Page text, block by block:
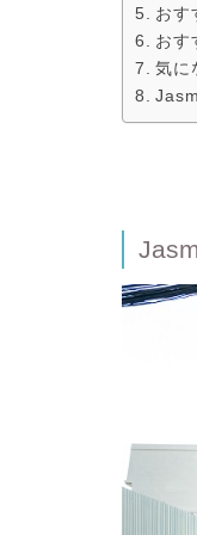
おす
おす
気に